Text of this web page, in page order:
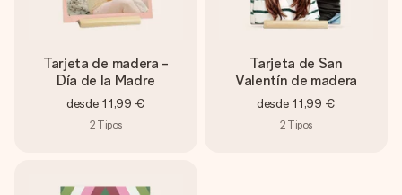
Tarjeta de madera -
Día de la Madre
desde 11,99 €
2 Tipos
Tarjeta de San
Valentín de madera
desde 11,99 €
2 Tipos